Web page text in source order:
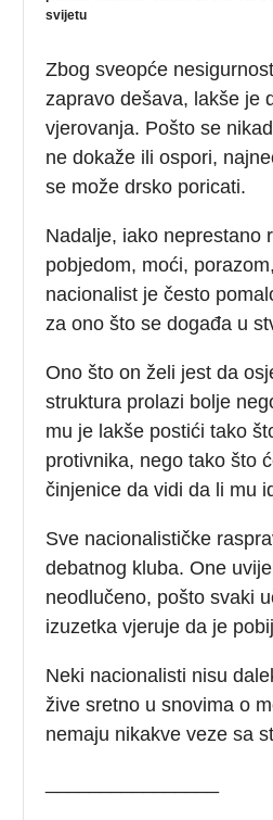
svijetu
Zbog sveopće
zapravo dešava, lakše je
vjerovanja. Pošto se
ne dokaže ili ospori,
se može drsko poricati.
Nadalje, iako neprestano
pobjedom, moći,
nacionalist je često
za ono što se događa u
Ono što on želi jest da
struktura prolazi bolje
mu je lakše postići tako
protivnika, nego tako što
činjenice da vidi da li mu
Sve nacionalističke
debatnog kluba. One
neodlučeno, pošto svaki
izuzetka vjeruje da je
Neki nacionalisti nisu
žive sretno u snovima o
nemaju nikakve veze sa